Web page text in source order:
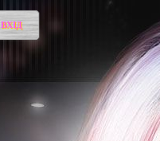
ВХІД